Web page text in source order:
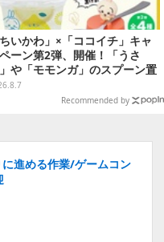
ちいかわ」×「ココイチ」キャ
ーン第2弾、開催！「うさ
や「モモンガ」のスプーン置
GETしよう
Recommended by
進める作業/ゲームコン